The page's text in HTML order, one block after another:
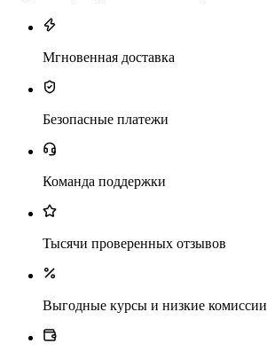
Мгновенная доставка
Безопасные платежи
Команда поддержки
Тысячи проверенных отзывов
Выгодные курсы и низкие комиссии